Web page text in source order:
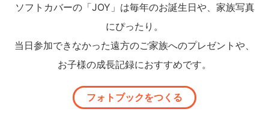
ソフトカバーの「JOY」は毎年のお誕生日や、家族写真
にぴったり。
当日参加できなかった遠方のご家族へのプレゼントや、
お子様の成長記録におすすめです。
フォトブックをつくる